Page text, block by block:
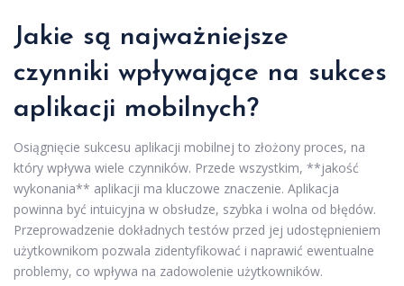
Jakie są najważniejsze
czynniki wpływające na sukces
aplikacji mobilnych?
Osiągnięcie sukcesu aplikacji mobilnej to złożony proces, na
który wpływa wiele czynników. Przede wszystkim, **jakość
wykonania** aplikacji ma kluczowe znaczenie. Aplikacja
powinna być intuicyjna w obsłudze, szybka i wolna od błędów.
Przeprowadzenie dokładnych testów przed jej udostępnieniem
użytkownikom pozwala zidentyfikować i naprawić ewentualne
problemy, co wpływa na zadowolenie użytkowników.